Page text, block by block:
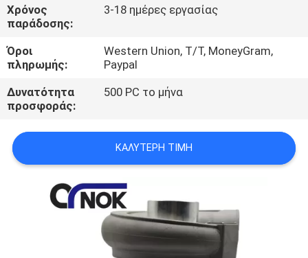
ΜΑΣ
ΕΛΆΤΕ
ΣΕ
ΕΠΑΦΉ
ΜΕ
ΕΙΔΉΣΕΙΣ
ΖΗΤΉΣΤΕ
ΑΠΌΣΠΑΣΜΑ
Χρόνος
παράδοσης:
3-18 ημέρες εργασίας
Όροι
πληρωμής:
Western Union, T/T, MoneyGram,
Paypal
Δυνατότητα
προσφοράς:
500 PC το μήνα
ΚΑΛΎΤΕΡΗ ΤΙΜΉ